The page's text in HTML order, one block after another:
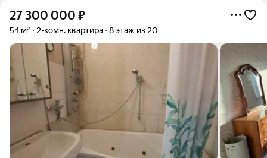
27 300 000 ₽
54 м² 2-комн. квартира 8 этаж из 20